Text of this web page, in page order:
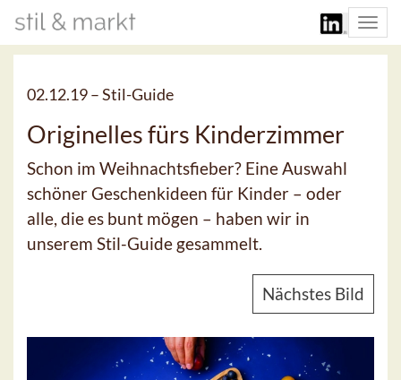
02.12.19 –Stil-Guide
Originelles fürs Kinderzimmer
Schon im Weihnachtsfieber? Eine Auswahl
schöner Geschenkideen für Kinder – oder
alle, die es bunt mögen – haben wir in
unserem Stil-Guide gesammelt.
Nächstes Bild